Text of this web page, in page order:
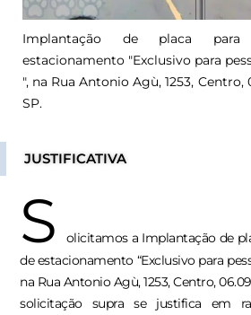
Implantação de placa para
estacionamento "Exclusivo para
", na Rua Antonio Agù, 1253, Centro,
SP.
JUSTIFICATIVA
S
olicitamos a Implantação de
de estacionamento “Exclusivo para
na Rua Antonio Agù, 1253, Centro,
solicitação supra se justifica em